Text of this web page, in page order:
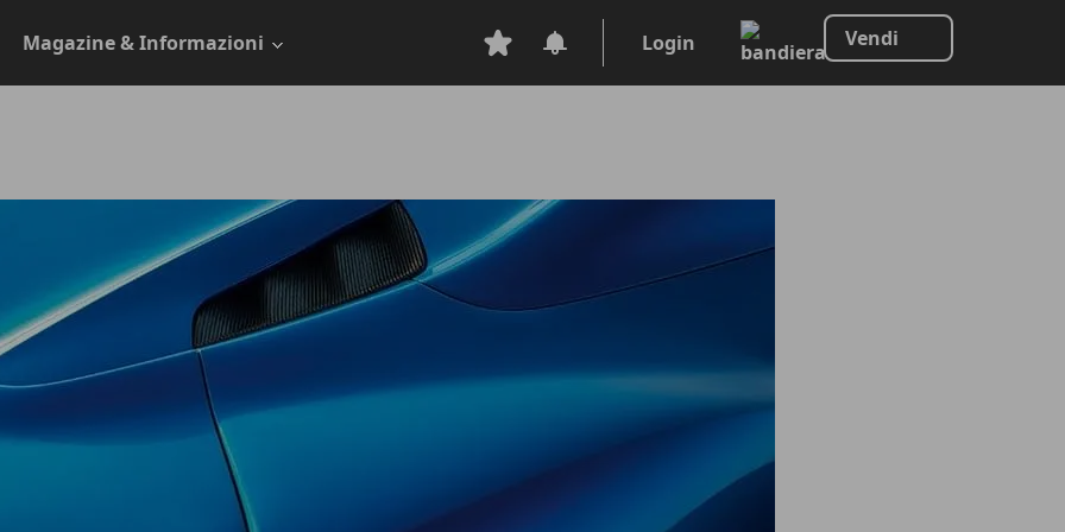
Magazine & Informazioni Login Vendi